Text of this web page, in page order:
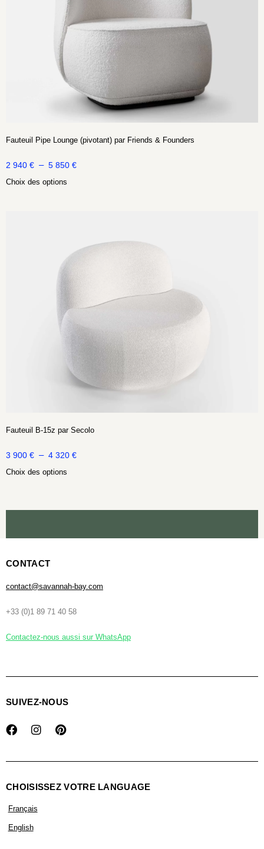
Fauteuil Pipe Lounge (pivotant) par Friends & Founders
2 940 € – 5 850 €
Choix des options
Fauteuil B-15z par Secolo
3 900 € – 4 320 €
Choix des options
CONTACT
contact@savannah-bay.com
+33 (0)1 89 71 40 58
Contactez-nous aussi sur WhatsApp
SUIVEZ-NOUS
CHOISISSEZ VOTRE LANGUAGE
Français
English